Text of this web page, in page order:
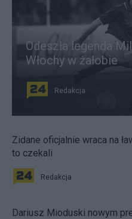
Odeszła legenda
Włochy w żałobie
Redakcja
Zidane oficjalnie wraca na
to czekali
Redakcja
Dariusz Mioduski nowym